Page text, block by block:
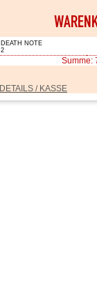
DEATH NOTE
2
Summe:
DETAILS / KASSE